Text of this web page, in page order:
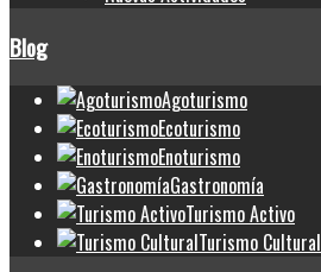
Blog
Agoturismo
Ecoturismo
Enoturismo
Gastronomía
Turismo Activo
Turismo Cultural